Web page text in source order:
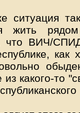
ситуация
жить
что ВИЧ/
как
из какого-то